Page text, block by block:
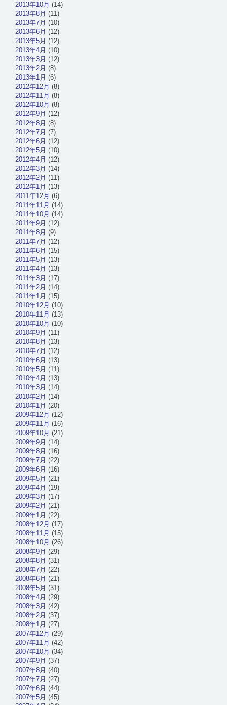
2013年10月 (14)
2013年8月 (11)
2013年7月 (10)
2013年6月 (12)
2013年5月 (12)
2013年4月 (10)
2013年3月 (12)
2013年2月 (8)
2013年1月 (6)
2012年12月 (8)
2012年11月 (8)
2012年10月 (8)
2012年9月 (12)
2012年8月 (8)
2012年7月 (7)
2012年6月 (12)
2012年5月 (10)
2012年4月 (12)
2012年3月 (14)
2012年2月 (11)
2012年1月 (13)
2011年12月 (6)
2011年11月 (14)
2011年10月 (14)
2011年9月 (12)
2011年8月 (9)
2011年7月 (12)
2011年6月 (15)
2011年5月 (13)
2011年4月 (13)
2011年3月 (17)
2011年2月 (14)
2011年1月 (15)
2010年12月 (10)
2010年11月 (13)
2010年10月 (10)
2010年9月 (11)
2010年8月 (13)
2010年7月 (12)
2010年6月 (13)
2010年5月 (11)
2010年4月 (13)
2010年3月 (14)
2010年2月 (14)
2010年1月 (20)
2009年12月 (12)
2009年11月 (16)
2009年10月 (21)
2009年9月 (14)
2009年8月 (16)
2009年7月 (22)
2009年6月 (16)
2009年5月 (21)
2009年4月 (19)
2009年3月 (17)
2009年2月 (21)
2009年1月 (22)
2008年12月 (17)
2008年11月 (15)
2008年10月 (26)
2008年9月 (29)
2008年8月 (31)
2008年7月 (22)
2008年6月 (21)
2008年5月 (31)
2008年4月 (29)
2008年3月 (42)
2008年2月 (37)
2008年1月 (27)
2007年12月 (29)
2007年11月 (42)
2007年10月 (34)
2007年9月 (37)
2007年8月 (40)
2007年7月 (27)
2007年6月 (44)
2007年5月 (45)